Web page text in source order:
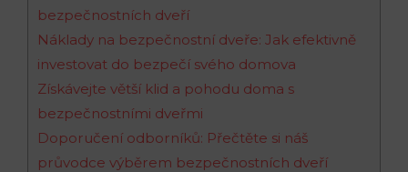
bezpečnostních dveří
Náklady na bezpečnostní dveře: Jak efektivně
investovat do bezpečí svého domova
Získávejte větší klid a pohodu doma s
bezpečnostními dveřmi
Doporučení odborníků: Přečtěte si náš
průvodce výběrem bezpečnostních dveří